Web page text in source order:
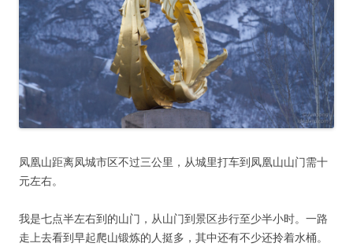
凤凰山距离凤城市区不过三公里，从城里打车到凤凰山山门需十
元左右。
我是七点半左右到的山门，从山门到景区步行至少半小时。一路
走上去看到早起爬山锻炼的人挺多，其中还有不少还拎着水桶。